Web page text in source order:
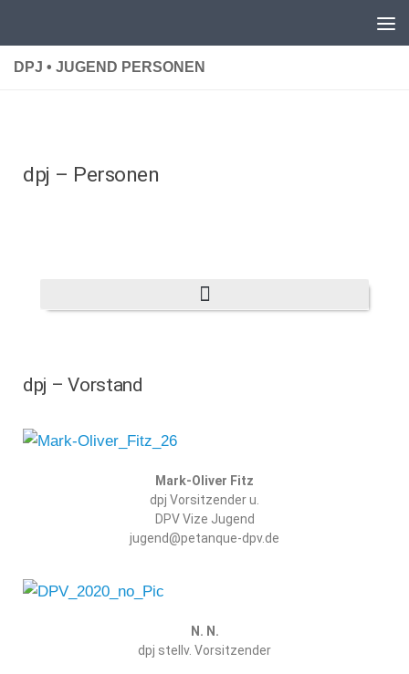
DPJ • JUGEND PERSONEN
dpj – Personen
dpj – Vorstand
Mark-Oliver Fitz
dpj Vorsitzender u.
DPV Vize Jugend
jugend@petanque-dpv.de
N. N.
dpj stellv. Vorsitzender